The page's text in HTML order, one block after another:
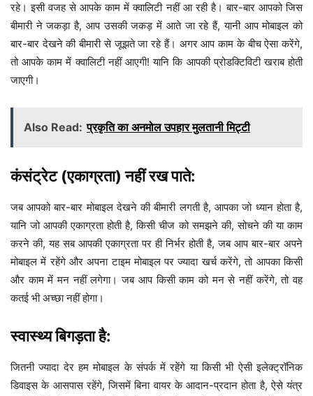
रहे। इसी वजह से आपके काम में क्वालिटी नहीं आ रही है। बार-बार आपको जिस
बीमारी ने जकड़ा है, आप उसकी जकड़ में आते जा रहे हैं, यानी आप मोबाइल को
बार-बार देखने की बीमारी से जूझते जा रहे हैं। अगर आप काम के बीच ऐसा करेंगे,
तो आपके काम में क्वालिटी नहीं आएगी! यानि कि आपकी प्रोडक्टिविटी खराब होती
जाएगी।
Also Read: प्रकृति का अनमोल उपहार मुलतानी मिट्टी
कंसंट्रेट (एकाग्रता) नहीं रख पाते:
जब आपको बार-बार मोबाइल देखने की बीमारी लगती है, आपका जो ध्यान होता है,
यानि जो आपकी एकाग्रता होती है, किसी चीज को समझने की, सोचने की या काम
करने की, यह सब आपकी एकाग्रता पर ही निर्भर होती है, जब आप बार-बार अपने
मोबाइल में रहेंगे और अपना टाइम मोबाइल पर ज्यादा खर्च करेंगे, तो आपका किसी
और काम में मन नहीं लगेगा। जब आप किसी काम को मन से नहीं करेंगे, तो वह
कतई भी अच्छा नहीं होगा।
स्वास्थ्य बिगड़ता है:
जितनी ज्यादा देर हम मोबाइल के संपर्क में रहेंगे या किसी भी ऐसी इलेक्ट्रॉनिक
डिवाइस के आसपास रहेंगे, जिसमें बिना वायर के आदान-प्रदान होता है, ऐसे यंत्र